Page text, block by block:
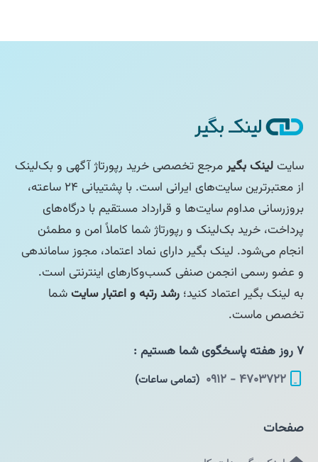
سایتلینک بگیرمرجع تخصصی خرید رپورتاژ آگهی و بک‌لینک
از معتبرترین سایت‌های ایرانی است. با پشتیبانی ۲۴ ساعته،
بروزرسانی مداوم سایت‌ها و قرارداد مستقیم با درگاه‌های
پرداخت، خرید بک‌لینک و رپورتاژ شما کاملاً امن و مطمئن
انجام می‌شود. لینک بگیر دارای نماد اعتماد، مجوز ساماندهی
و عضو رسمی انجمن صنفی کسب‌وکارهای اینترنتی است.
به لینک بگیر اعتماد کنید؛ رشد رتبه و اعتبار سایتشما
تخصص ماست.
۷ روز هفته پاسخگوی شما هستیم :
۴۷۰۳۷۲۲ - ۰۹۱۲
(تمامی ساعات)
صفحات